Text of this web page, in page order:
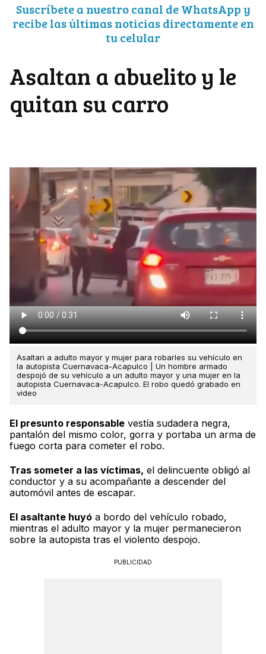
Suscríbete a nuestro canal de WhatsApp y
recibe las últimas noticias directamente en
tu celular
Asaltan a abuelito y le
quitan su carro
Asaltan a adulto mayor y mujer para robarles su vehículo en
la autopista Cuernavaca-Acapulco | Un hombre armado
despojó de su vehículo a un adulto mayor y una mujer en la
autopista Cuernavaca-Acapulco. El robo quedó grabado en
video
El presunto responsable vestía sudadera negra,
pantalón del mismo color, gorra y portaba un arma de
fuego corta para cometer el robo.
Tras someter a las víctimas, el delincuente obligó al
conductor y a su acompañante a descender del
automóvil antes de escapar.
El asaltante huyó a bordo del vehículo robado,
mientras el adulto mayor y la mujer permanecieron
sobre la autopista tras el violento despojo.
PUBLICIDAD